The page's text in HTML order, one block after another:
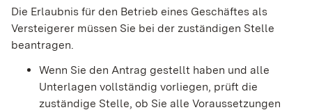
Die Erlaubnis für den Betrieb eines Geschäftes als
Versteigerer müssen Sie bei der zuständigen Stelle
beantragen.
Wenn Sie den Antrag gestellt haben und alle
Unterlagen vollständig vorliegen, prüft die
zuständige Stelle, ob Sie alle Voraussetzungen